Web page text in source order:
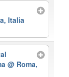
Italia
@ Roma,